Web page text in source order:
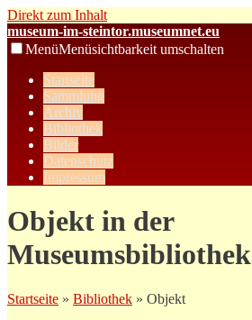
Direkt zum Inhalt
museum-im-steintor.museumnet.eu
MenüMenüsichtbarkeit umschalten
Startseite
Sammlung
Archiv
Bibliothek
Bilder
Datenschutz
Impressum
Objekt in der
Museumsbibliothek
Startseite » Bibliothek » Objekt